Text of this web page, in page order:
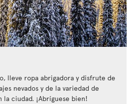
lleve ropa abrigadora y disfrute de
nevados y de la variedad de
ciudad. ¡Abríguese bien!